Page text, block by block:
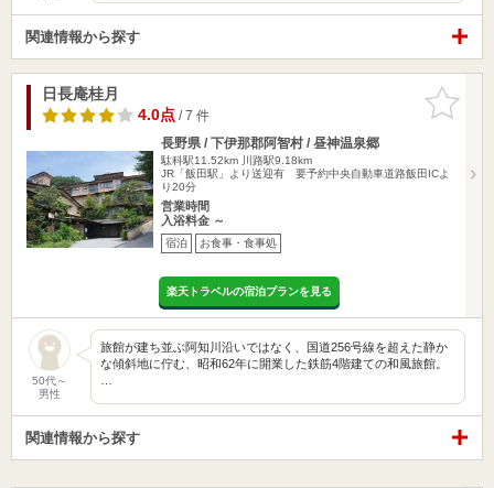
関連情報から探す
お気に入
りに追加
日長庵桂月
4.0点/ 7 件
長野県 / 下伊那郡阿智村 / 昼神温泉郷
駄科駅11.52km
川路駅9.18km
JR「飯田駅」より送迎有 要予約中央自動車道路飯田ICよ
り20分
営業時間
入浴料金 ～
宿泊 お食事・食事処
楽天トラベルの宿泊プランを見る
50代～
男性
旅館が建ち並ぶ阿知川沿いではなく、国道256号線を超えた静か
な傾斜地に佇む、昭和62年に開業した鉄筋4階建ての和風旅館。
関連情報から探す